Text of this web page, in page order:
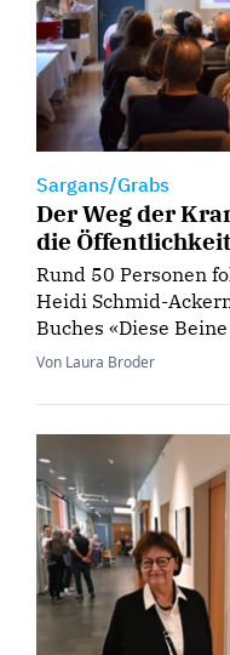
Sargans/Grabs
Der Weg der
die Öffentlichkeit
Rund 50 Personen
Heidi Schmid-
Buches «Diese
Von Laura Broder